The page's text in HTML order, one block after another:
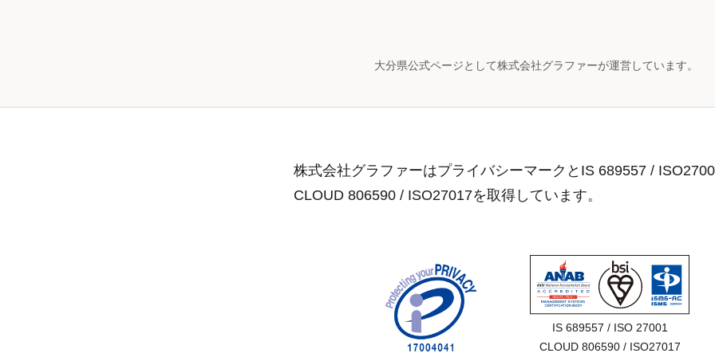
大分県公式ページとして株式会社グラファーが運営しています。
株式会社グラファーはプライバシーマークとIS 689557 /
CLOUD 806590 / ISO27017を取得しています。
IS 689557 / ISO 27001
CLOUD 806590 / ISO27017